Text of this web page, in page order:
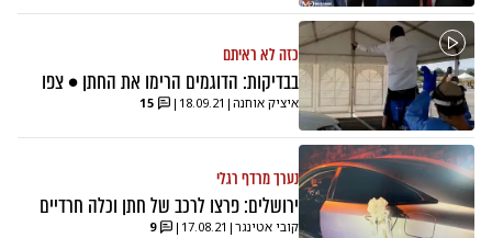
כזה לא ראיתם
בבדיקות: הדוגמים הרימו את החתן • צפו
איציק אוחנה |
18.09.21
|
15
נערך מרדף רגלי
ירושלים: פרצו לרכב של חתן וכלה חרדיים
קובי אטינגר |
17.08.21
|
9